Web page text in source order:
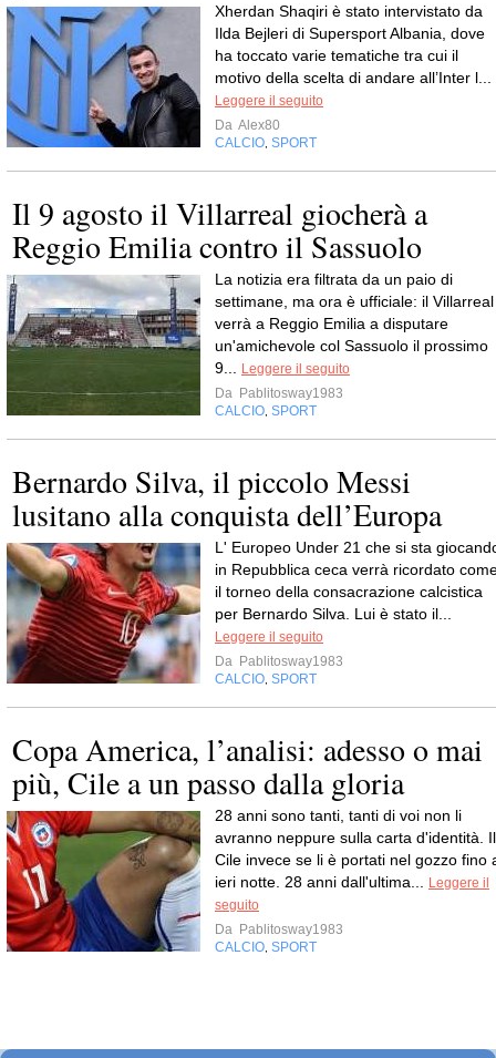
Xherdan Shaqiri è stato intervistato da
Ilda Bejleri di Supersport Albania, dove
ha toccato varie tematiche tra cui il
motivo della scelta di andare all’Inter l...
Leggere il seguito
Da Alex80
CALCIO SPORT
Il 9 agosto il Villarreal giocherà a
Reggio Emilia contro il Sassuolo
La notizia era filtrata da un paio di
settimane, ma ora è ufficiale: il Villarreal
verrà a Reggio Emilia a disputare
un'amichevole col Sassuolo il prossimo
9...
Leggere il seguito
Da Pablitosway1983
CALCIO SPORT
Bernardo Silva, il piccolo Messi
lusitano alla conquista dell’Europa
L' Europeo Under 21 che si sta
in Repubblica ceca verrà ricordato
il torneo della consacrazione calcistica
per Bernardo Silva. Lui è stato il...
Leggere il seguito
Da Pablitosway1983
CALCIO SPORT
Copa America, l’analisi: adesso o mai
più, Cile a un passo dalla gloria
28 anni sono tanti, tanti di voi non li
avranno neppure sulla carta d'identità. Il
Cile invece se li è portati nel gozzo fino
ieri notte. 28 anni dall'ultima...
Leggere il
seguito
Da Pablitosway1983
CALCIO SPORT